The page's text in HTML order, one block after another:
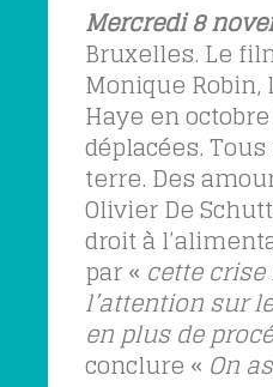
Mercredi 8
Bruxelles. Le
Monique
Haye en
déplacées.
terre. Des
Olivier De
droit à
par « cette
l’attention sur
en plus de
conclure « On